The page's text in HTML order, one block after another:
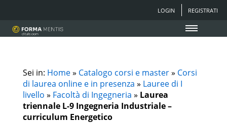
LOGIN REGISTRATI
Sei in: Home» Catalogo corsi e master» Corsi
di laurea online e in presenza » Lauree di I
livello » Facoltà di Ingegneria » Laurea
triennale L-9 Ingegneria Industriale –
curriculum Energetico